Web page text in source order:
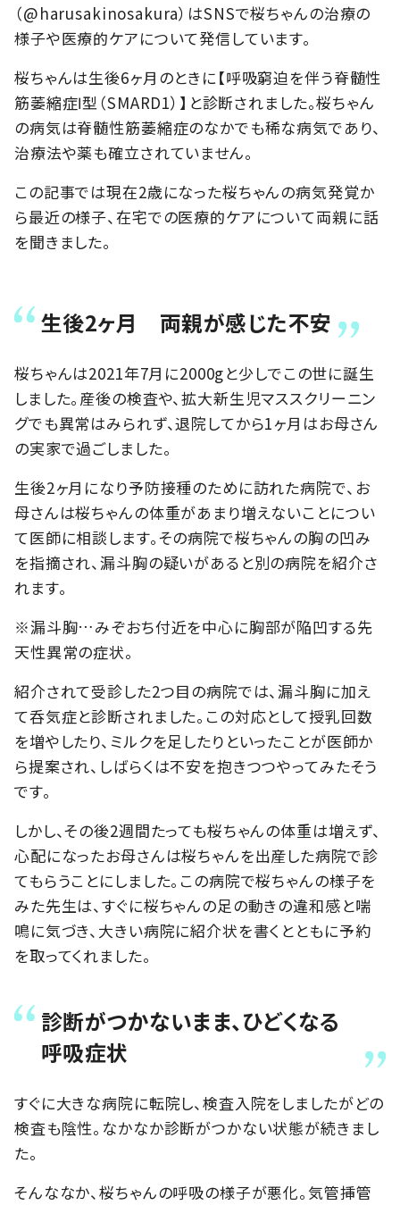
（@harusakinosakura）はSNSで桜ちゃんの治療の
様子や医療的ケアについて発信しています。
桜ちゃんは生後6ヶ月のときに【呼吸窮迫を伴う脊髄性
筋萎縮症Ⅰ型（SMARD1）】と診断されました。桜ちゃん
の病気は脊髄性筋萎縮症のなかでも稀な病気であり、
治療法や薬も確立されていません。
この記事では現在2歳になった桜ちゃんの病気発覚か
ら最近の様子、在宅での医療的ケアについて両親に話
を聞きました。
生後2ヶ月 両親が感じた不安
桜ちゃんは2021年7月に2000gと少しでこの世に誕生
しました。産後の検査や、拡大新生児マススクリーニン
グでも異常はみられず、退院してから1ヶ月はお母さん
の実家で過ごしました。
生後2ヶ月になり予防接種のために訪れた病院で、お
母さんは桜ちゃんの体重があまり増えないことについ
て医師に相談します。その病院で桜ちゃんの胸の凹み
を指摘され、漏斗胸の疑いがあると別の病院を紹介さ
れます。
※漏斗胸…みぞおち付近を中心に胸部が陥凹する先
天性異常の症状。
紹介されて受診した2つ目の病院では、漏斗胸に加え
て呑気症と診断されました。この対応として授乳回数
を増やしたり、ミルクを足したりといったことが医師か
ら提案され、しばらくは不安を抱きつつやってみたそう
です。
しかし、その後2週間たっても桜ちゃんの体重は増えず、
心配になったお母さんは桜ちゃんを出産した病院で診
てもらうことにしました。この病院で桜ちゃんの様子を
みた先生は、すぐに桜ちゃんの足の動きの違和感と喘
鳴に気づき、大きい病院に紹介状を書くとともに予約
を取ってくれました。
診断がつかないまま、ひどくなる
呼吸症状
すぐに大きな病院に転院し、検査入院をしましたがどの
検査も陰性。なかなか診断がつかない状態が続きまし
た。
そんななか、桜ちゃんの呼吸の様子が悪化。気管挿管